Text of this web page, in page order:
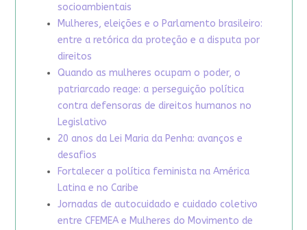
socioambientais
Mulheres, eleições e o Parlamento brasileiro:
entre a retórica da proteção e a disputa por
direitos
Quando as mulheres ocupam o poder, o
patriarcado reage: a perseguição política
contra defensoras de direitos humanos no
Legislativo
20 anos da Lei Maria da Penha: avanços e
desafios
Fortalecer a política feminista na América
Latina e no Caribe
Jornadas de autocuidado e cuidado coletivo
entre CFEMEA e Mulheres do Movimento de